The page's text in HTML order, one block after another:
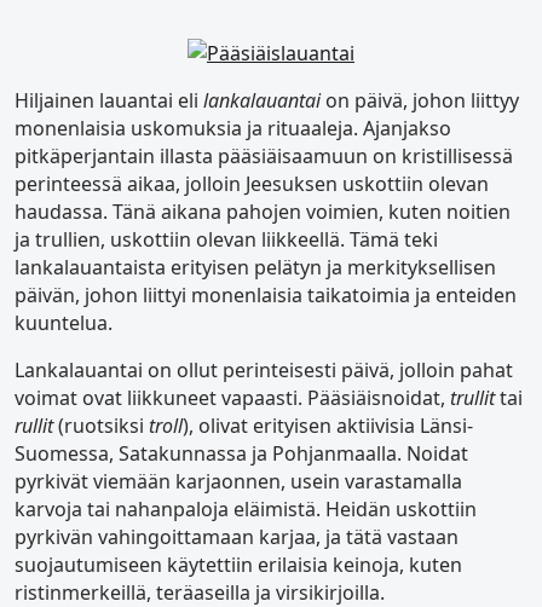
Hiljainen lauantai eli lankalauantaion päivä, johon liittyy
monenlaisia uskomuksia ja rituaaleja. Ajanjakso
pitkäperjantain illasta pääsiäisaamuun on kristillisessä
perinteessä aikaa, jolloin Jeesuksen uskottiin olevan
haudassa. Tänä aikana pahojen voimien, kuten noitien
ja trullien, uskottiin olevan liikkeellä. Tämä teki
lankalauantaista erityisen pelätyn ja merkityksellisen
päivän, johon liittyi monenlaisia taikatoimia ja enteiden
kuuntelua.
Lankalauantai on ollut perinteisesti päivä, jolloin pahat
voimat ovat liikkuneet vapaasti. Pääsiäisnoidat, trullittai
rullit(ruotsiksi troll), olivat erityisen aktiivisia Länsi-
Suomessa, Satakunnassa ja Pohjanmaalla. Noidat
pyrkivät viemään karjaonnen, usein varastamalla
karvoja tai nahanpaloja eläimistä. Heidän uskottiin
pyrkivän vahingoittamaan karjaa, ja tätä vastaan
suojautumiseen käytettiin erilaisia keinoja, kuten
ristinmerkeillä, teräaseilla ja virsikirjoilla.